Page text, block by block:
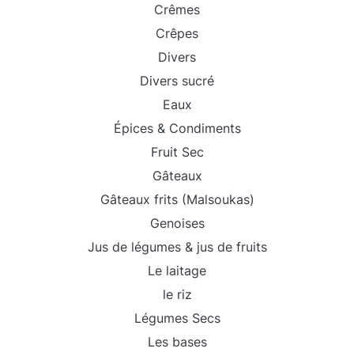
Crêmes
Crêpes
Divers
Divers sucré
Eaux
Épices & Condiments
Fruit Sec
Gâteaux
Gâteaux frits (Malsoukas)
Genoises
Jus de légumes & jus de fruits
Le laitage
le riz
Légumes Secs
Les bases